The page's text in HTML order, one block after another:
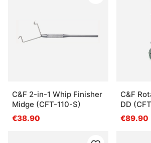
C&F 2-in-1 Whip Finisher
Midge (CFT-110-S)
€38.90
C&F
DD
€89.90